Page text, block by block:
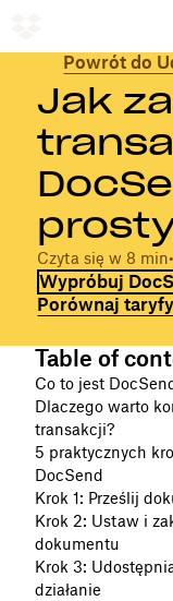
Powrót do
Jak
Czyta się w 8 min
Wypróbuj
Porównaj taryfy
Table of
Co to jest
Dlaczego warto
transakcji?
5 praktycznych
DocSend
Krok 1: Prześlij
Krok 2: Ustaw i
dokumentu
Krok 3:
działanie